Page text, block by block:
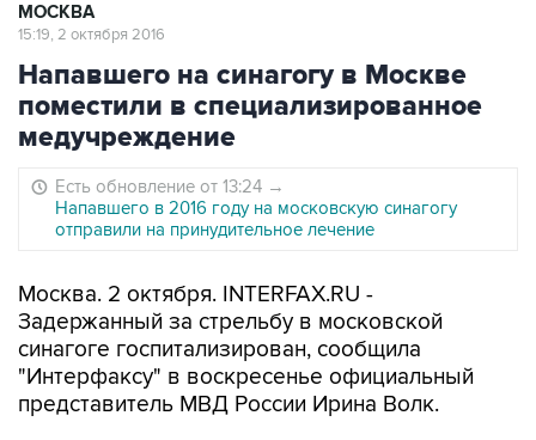
МОСКВА
15:19, 2 октября 2016
Напавшего на синагогу в Москве
поместили в специализированное
медучреждение
Есть обновление от 13:24 →
Напавшего в 2016 году на московскую синагогу
отправили на принудительное лечение
Москва. 2 октября. INTERFAX.RU -
Задержанный за стрельбу в московской
синагоге госпитализирован, сообщила
"Интерфаксу" в воскресенье официальный
представитель МВД России Ирина Волк.